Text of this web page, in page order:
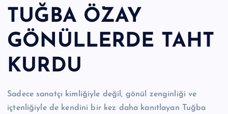
TUĞBA ÖZAY
GÖNÜLLERDE TAHT
KURDU
Sadece sanatçı kimliğiyle değil, gönül zenginliği ve
içtenliğiyle de kendini bir kez daha kanıtlayan Tuğba